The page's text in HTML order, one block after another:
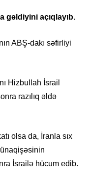
gəldiyini açıqlayıb.
ABŞ-dakı səfirliyi
Hizbullah İsrail
razılıq əldə
olsa da, İranla sıx
İsrailə hücum edib.